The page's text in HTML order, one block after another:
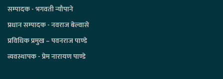
सम्पादक - भगवती न्यौपाने
प्रधान सम्पादक - नवराज बेल्वासे
प्रविधिक प्रमुख – पवनराज पाण्डे
व्यवस्थापक - प्रेम नारायण पाण्डे